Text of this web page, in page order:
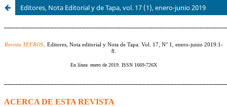
Editores, Nota Editorial y de Tapa, vol. 17 (1), enero-junio 2019